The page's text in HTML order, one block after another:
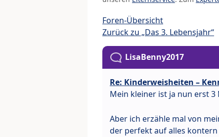
Foren-Übersicht
Zurück zu „Das 3. Lebensjahr“
LisaBenny2017
Re: Kinderweisheiten –
Mein kleiner ist ja nun erst 3
Aber ich erzähle mal von
der perfekt auf alles